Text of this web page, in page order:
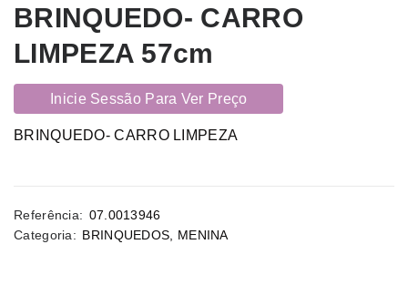
BRINQUEDO- CARRO
LIMPEZA 57cm
Inicie Sessão Para Ver Preço
BRINQUEDO- CARRO LIMPEZA
Referência: 07.0013946
Categoria: BRINQUEDOS MENINA